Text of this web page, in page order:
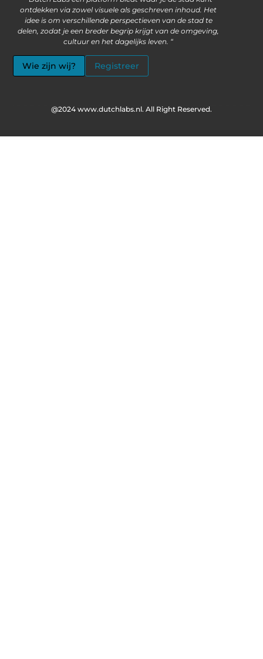
ontdekken via zowel visuele als geschreven inhoud. Het
idee is om verschillende perspectieven van de stad te
delen, zodat je een breder begrip krijgt van de omgeving,
cultuur en het dagelijks leven. “
Wie zijn wij? Registreer
@2024 www.dutchlabs.nl. All Right Reserved.